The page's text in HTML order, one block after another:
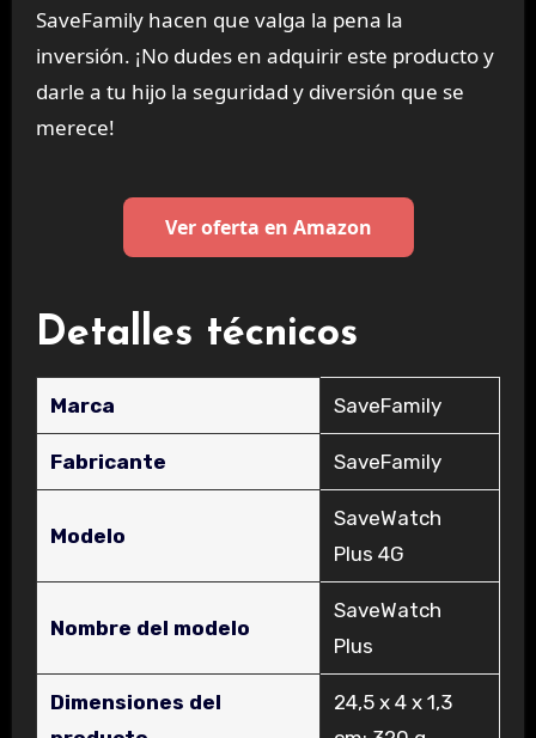
SaveFamily hacen que valga la pena la
inversión. ¡No dudes en adquirir este producto y
darle a tu hijo la seguridad y diversión que se
merece!
Ver oferta en Amazon
Detalles técnicos
Marca ‎SaveFamily
Fabricante ‎SaveFamily
Modelo
‎SaveWatch
Plus 4G
Nombre del modelo
‎SaveWatch
Plus
Dimensiones del
‎24,5 x 4 x 1,3